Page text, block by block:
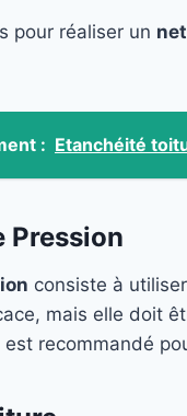
pour réaliser un
: Etanchéité
Pression
consiste à
mais elle doit
est recommandé